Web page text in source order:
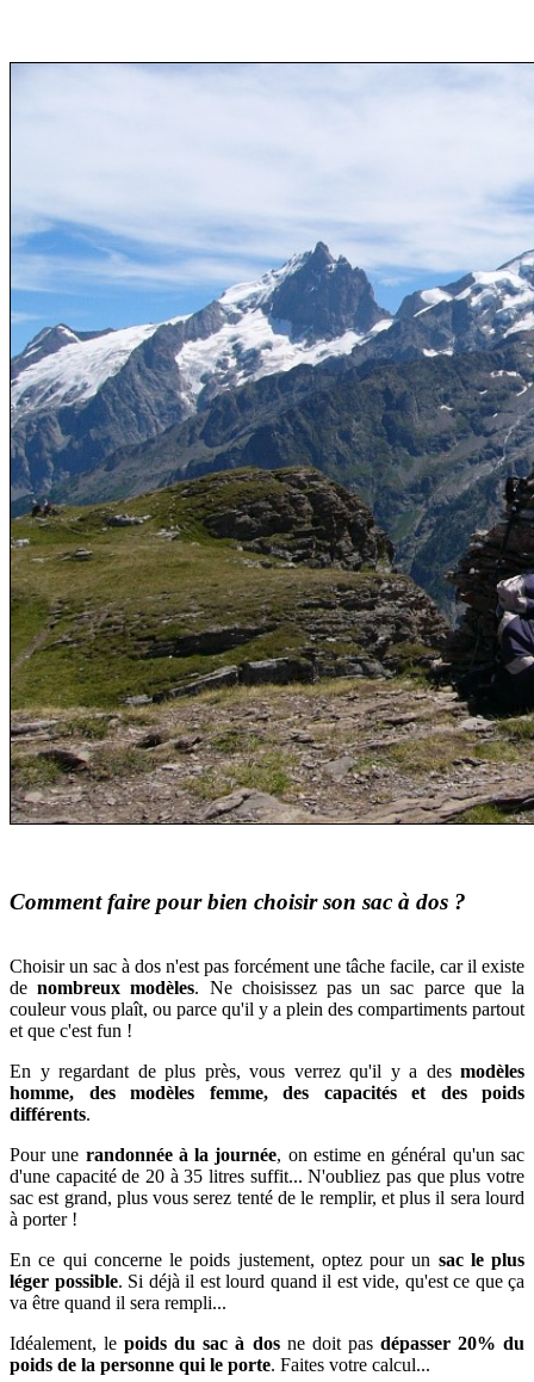
Comment faire pour bien choisir son sac à dos ?
Choisir un sac à dos n'est pas forcément une tâche facile, car il existe
denombreux modèles. Ne choisissez pas un sac parce que la
couleur vous plaît, ou parce qu'il y a plein des compartiments partout
et que c'est fun !
En y regardant de plus près, vous verrez qu'il y a des modèles
homme, des modèles femme, des capacités et des poids
différents.
Pour une randonnée à la journée, on estime en général qu'un sac
d'une capacité de 20 à 35 litres suffit... N'oubliez pas que plus votre
sac est grand, plus vous serez tenté de le remplir, et plus il sera lourd
à porter !
En ce qui concerne le poids justement, optez pour un sac le plus
léger possible. Si déjà il est lourd quand il est vide, qu'est ce que ça
va être quand il sera rempli...
Idéalement, lepoids du sac à dosne doit pasdépasser 20% du
poids de la personne qui le porte. Faites votre calcul...